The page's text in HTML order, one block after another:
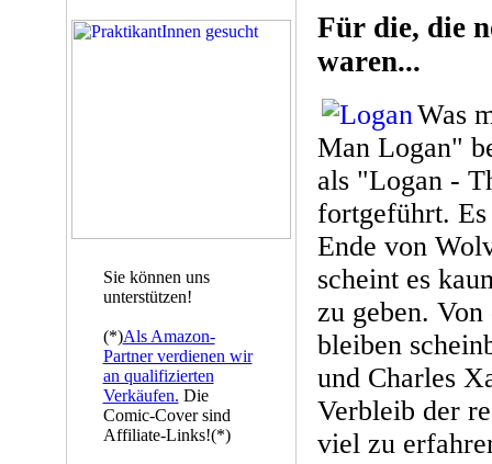
Sie können uns
unterstützen!
(*)Als Amazon-
Partner verdienen wir
an qualifizierten
Verkäufen. Die
Comic-Cover sind
Affiliate-Links!(*)
Für die, die
waren...
Was
Man Logan"
als "Logan -
fortgeführt. Es
Ende von
scheint es
zu geben.
bleiben
und Charles
Verbleib der
viel zu